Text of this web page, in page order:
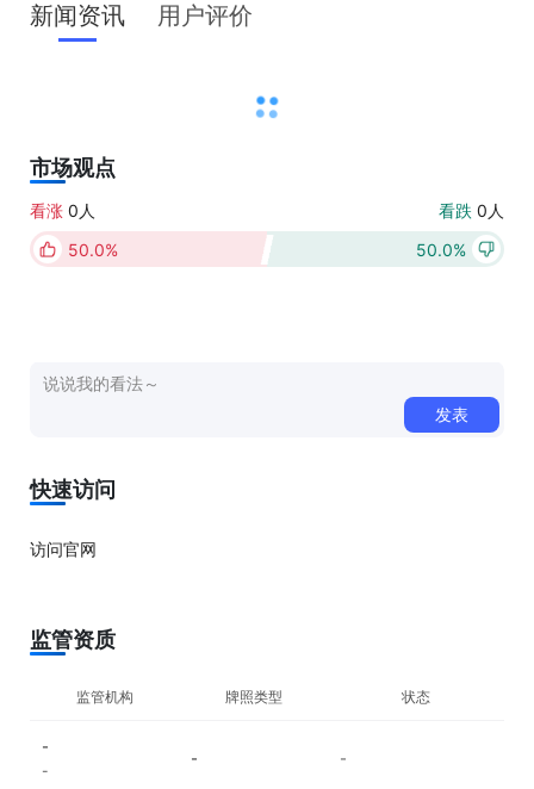
新闻资讯 用户评价
市场观点
看跌 0人
看涨 0人
50.0%
50.0%
发表
0/500
快速访问
访问官网
监管资质
监管机构 牌照类型 状态
-
-
- -